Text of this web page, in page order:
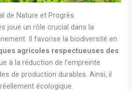
de Nature et Progrès
joue un rôle crucial dans la
Il favorise la biodiversité en
agricoles respectueuses des
à la réduction de l’empreinte
de production durables. Ainsi, il
écologique.